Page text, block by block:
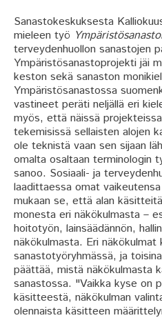
Sanastokeskuksesta
mieleen työ
terveydenhuollon sanastojen
Ympäristösanastoprojekti jäi
keston sekä sanaston
Ympäristösanastossa
vastineet peräti neljällä eri
myös, että näissä
tekemisissä sellaisten alojen
ole teknistä vaan sen sijaan
omalta osaltaan terminologin
sanoo. Sosiaali- ja
laadittaessa omat
mukaan se, että alan
monesta eri näkökulmasta –
hoitotyön, lainsäädännön,
näkökulmasta. Eri näkökulmat
sanastotyöryhmässä, ja
päättää, mistä näkökulmasta
sanastossa. "Vaikka kyse on
käsitteestä, näkökulman
olennaista käsitteen